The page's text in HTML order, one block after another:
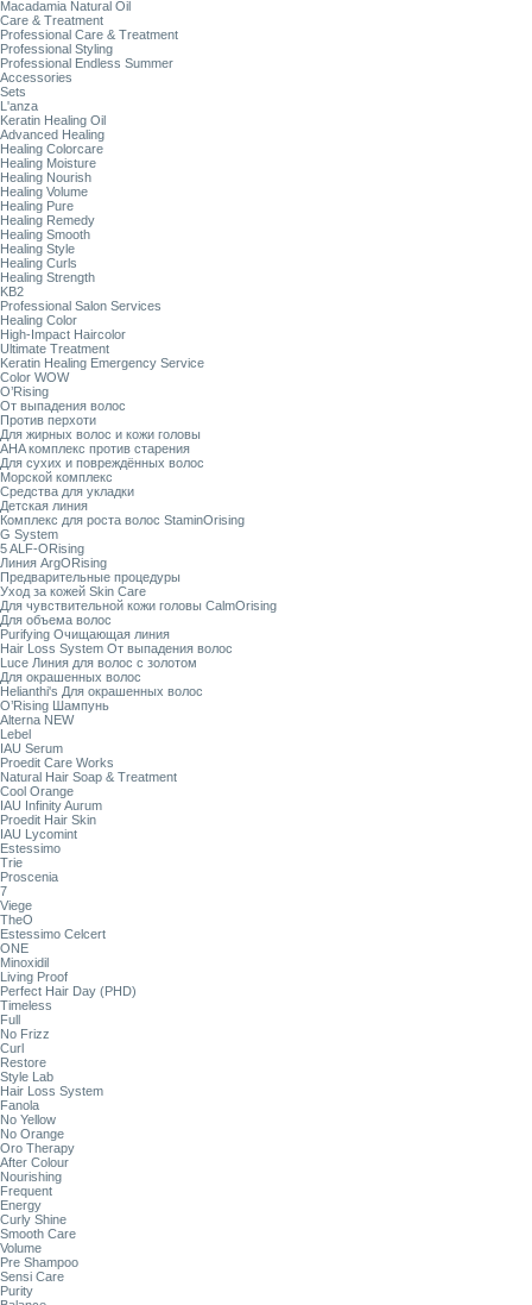
Macadamia Natural Oil
Care & Treatment
Professional Care & Treatment
Professional Styling
Professional Endless Summer
Accessories
Sets
L'anza
Keratin Healing Oil
Advanced Healing
Healing Colorcare
Healing Moisture
Healing Nourish
Healing Volume
Healing Pure
Healing Remedy
Healing Smooth
Healing Style
Healing Curls
Healing Strength
KB2
Professional Salon Services
Healing Color
High-Impact Haircolor
Ultimate Treatment
Keratin Healing Emergency Service
Color WOW
O’Rising
От выпадения волос
Против перхоти
Для жирных волос и кожи головы
AHA комплекс против старения
Для сухих и повреждённых волос
Морской комплекс
Средства для укладки
Детская линия
Комплекс для роста волос StaminOrising
G System
5 ALF-ORising
Линия ArgORising
Предварительные процедуры
Уход за кожей Skin Care
Для чувствительной кожи головы CalmOrising
Для объема волос
Purifying Очищающая линия
Hair Loss System От выпадения волос
Luce Линия для волос с золотом
Для окрашенных волос
Helianthi's Для окрашенных волос
O’Rising Шампунь
Alterna NEW
Lebel
IAU Serum
Proedit Care Works
Natural Hair Soap & Treatment
Cool Orange
IAU Infinity Aurum
Proedit Hair Skin
IAU Lycomint
Estessimo
Trie
Proscenia
7
Viege
TheO
Estessimo Celcert
ONE
Minoxidil
Living Proof
Perfect Hair Day (PHD)
Timeless
Full
No Frizz
Curl
Restore
Style Lab
Hair Loss System
Fanola
No Yellow
No Orange
Oro Therapy
After Colour
Nourishing
Frequent
Energy
Curly Shine
Smooth Care
Volume
Pre Shampoo
Sensi Care
Purity